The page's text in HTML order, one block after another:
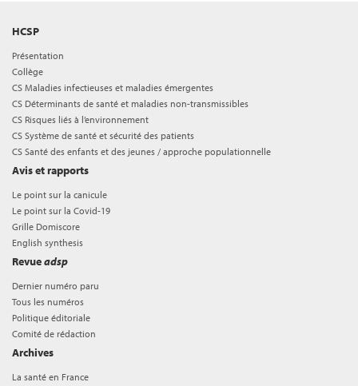
HCSP
Présentation
Collège
CS Maladies infectieuses et maladies émergentes
CS Déterminants de santé et maladies non-transmissibles
CS Risques liés à l’environnement
CS Système de santé et sécurité des patients
CS Santé des enfants et des jeunes / approche populationnelle
Avis et rapports
Le point sur la canicule
Le point sur la Covid-19
Grille Domiscore
English synthesis
Revueadsp
Dernier numéro paru
Tous les numéros
Politique éditoriale
Comité de rédaction
Archives
La santé en France